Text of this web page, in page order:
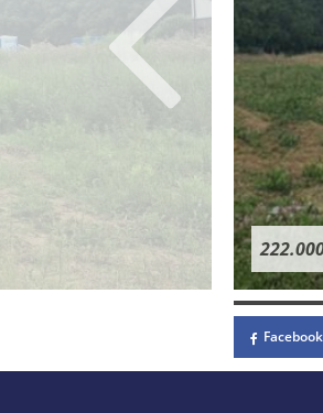
Facebook